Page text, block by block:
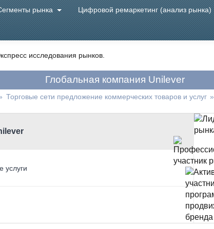
рынка Цифровой ремаркетинг (анализ рынка)
исследования рынков.
Глобальная компания Unilever
Торговые сети предложение коммерческих товаров и услуг »
услуги